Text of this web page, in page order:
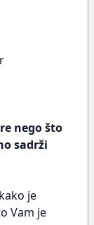
nego što
sadrži
je
Vam je